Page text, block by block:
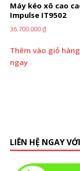
Máy kéo xô cao
Impulse IT9502
36.700.000₫
Thêm vào giỏ hàng
ngay
LIÊN HỆ NGAY